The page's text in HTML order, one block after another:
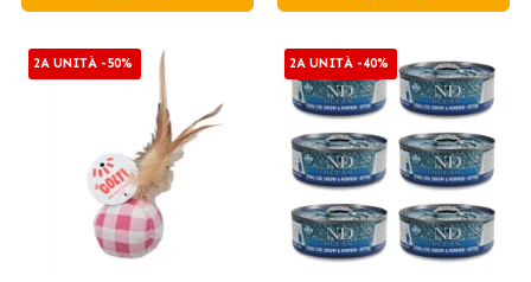
2A UNITÀ -50% 2A UNITÀ -40%